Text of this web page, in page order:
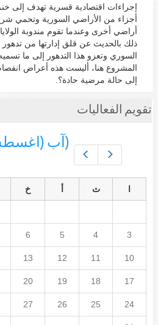
إجراءات اقتصادية قسرية تهدف إلى
أجزاء من الأراضي السورية وتحمي
أراضي أخرى وعندما تقوم مندوبة
ذلك بالحديث عن قلق إدارتها من
السوري وتعزو هذا التدهور إلى ما
المشروع هنا، أليست هذه أعراض
إلى حالة مرضية حادة؟.
تقويم الفعاليات
(آب
ث خ
3
4
5
6
10
11
12
13
17
18
19
20
24
25
26
27